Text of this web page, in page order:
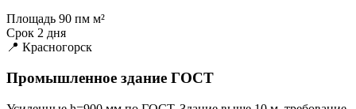
Площадь 90 пм м²
Срок 2 дня
📍 Красногорск
Промышленное здание ГОСТ